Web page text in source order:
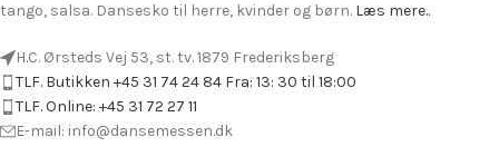
tango, salsa. Dansesko til herre, kvinder og børn. Læs mere..
H.C. Ørsteds Vej 53, st. tv. 1879 Frederiksberg
TLF. Butikken +45 31 74 24 84 Fra: 13: 30 til 18:00
TLF. Online: +45 31 72 27 11
E-mail: info@dansemessen.dk